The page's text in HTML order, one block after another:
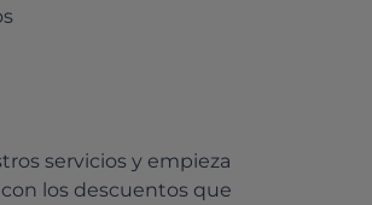
servicios y empieza
con los descuentos que